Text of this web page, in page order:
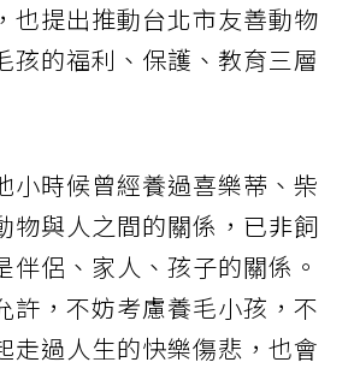
也提出推動台北市友善動物
孩的福利、保護、教育三層
小時候曾經養過喜樂蒂、柴
物與人之間的關係，已非飼
伴侶、家人、孩子的關係。
許，不妨考慮養毛小孩，不
走過人生的快樂傷悲，也會